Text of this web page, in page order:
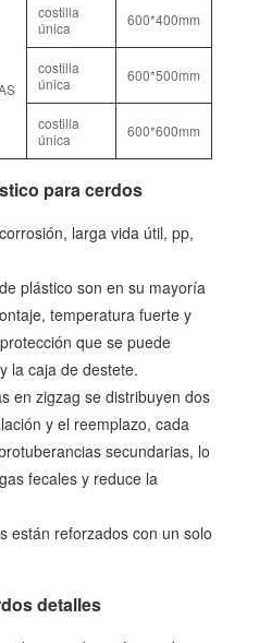
costilla
única
600*400mm
costilla
única
600*500mm
costilla
única
600*600mm
para cerdos
larga vida útil, pp,
plástico son en su mayoría
temperatura fuerte y
que se puede
la caja de destete.
en zigzag se distribuyen dos
y el reemplazo, cada
secundarias, lo
fecales y reduce la
están reforzados con un solo
detalles